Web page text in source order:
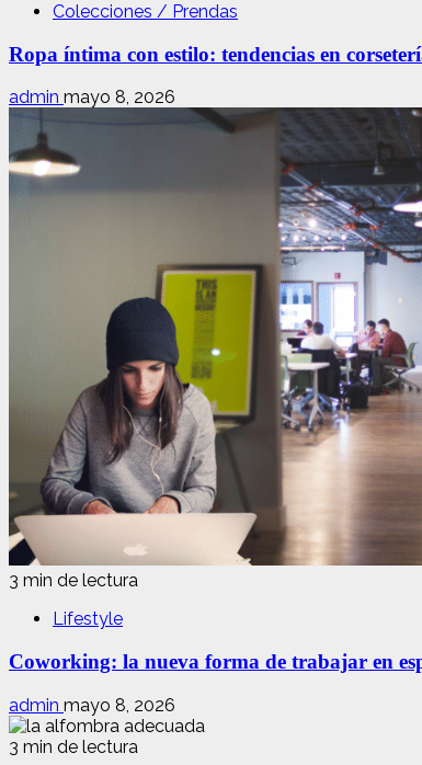
Colecciones / Prendas
Ropa íntima con estilo: tendencias en
admin mayo 8, 2026
3 min de lectura
Lifestyle
Coworking: la nueva forma de trabajar en
admin mayo 8, 2026
3 min de lectura